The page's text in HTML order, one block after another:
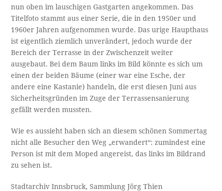
nun oben im lauschigen Gastgarten angekommen. Das
Titelfoto stammt aus einer Serie, die in den 1950er und
1960er Jahren aufgenommen wurde. Das urige Haupthaus
ist eigentlich ziemlich unverändert, jedoch wurde der
Bereich der Terrasse in der Zwischenzeit weiter
ausgebaut. Bei dem Baum links im Bild könnte es sich um
einen der beiden Bäume (einer war eine Esche, der
andere eine Kastanie) handeln, die erst diesen Juni aus
Sicherheitsgründen im Zuge der Terrassensanierung
gefällt werden mussten.
Wie es aussieht haben sich an diesem schönen Sommertag
nicht alle Besucher den Weg „erwandert“: zumindest eine
Person ist mit dem Moped angereist, das links im Bildrand
zu sehen ist.
Stadtarchiv Innsbruck, Sammlung Jörg Thien